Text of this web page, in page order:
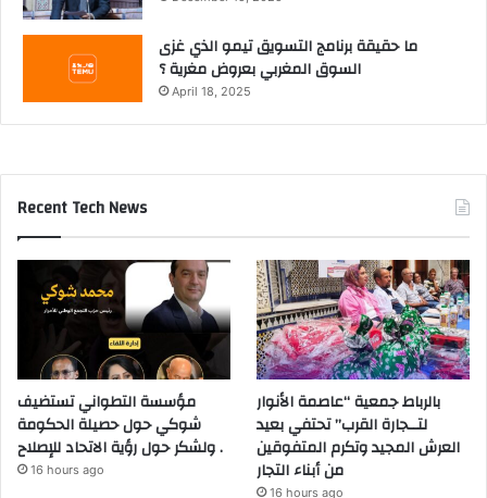
ما حقيقة برنامج التسويق تيمو الذي غزى
السوق المغربي بعروض مغرية ؟
April 18, 2025
Recent Tech News
مؤسسة التطواني تستضيف
شوكي حول حصيلة الحكومة
ولشكر حول رؤية الاتحاد للإصلاح .
16 hours ago
بالرباط جمعية “عاصمة الأنوار
لتــجارة القرب” تحتفي بعيد
العرش المجيد وتكرم المتفوقين
من أبناء التجار
16 hours ago